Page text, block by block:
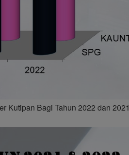
Kutipan Bagi Tahun 2022 dan 2021